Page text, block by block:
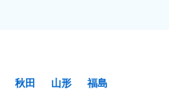
秋田 山形
福島